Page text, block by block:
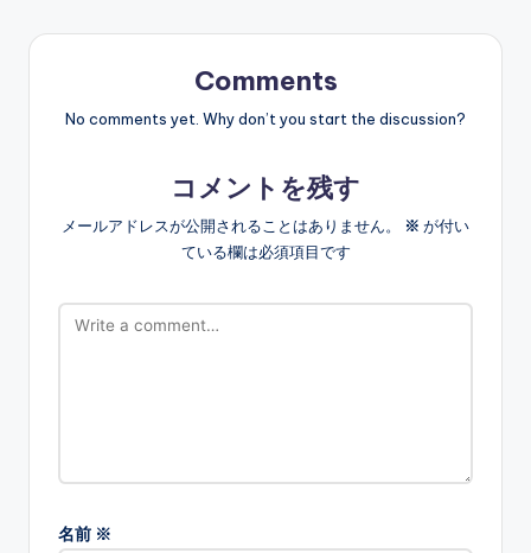
Comments
No comments yet. Why don’t you start the discussion?
コメントを残す
メールアドレスが公開されることはありません。 ※ が付い
ている欄は必須項目です
名前 ※